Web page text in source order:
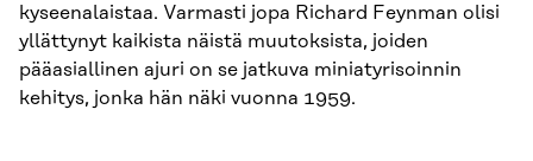
kyseenalaistaa. Varmasti jopa Richard Feynman olisi
yllättynyt kaikista näistä muutoksista, joiden
pääasiallinen ajuri on se jatkuva miniatyrisoinnin
kehitys, jonka hän näki vuonna 1959.